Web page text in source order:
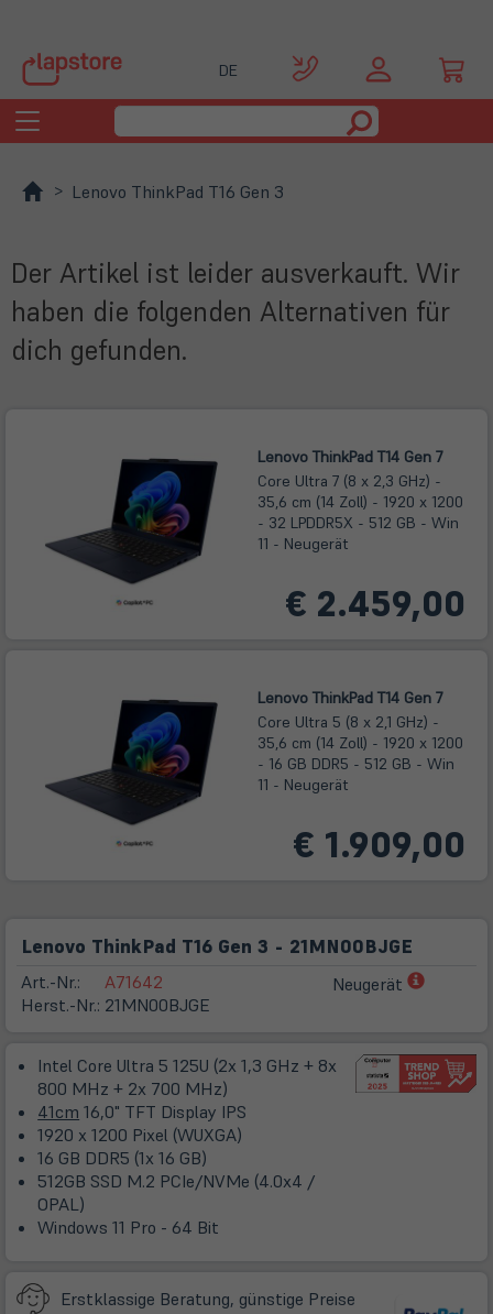
DE
Toggle
navigation
Lenovo ThinkPad T16 Gen 3
Der Artikel ist leider ausverkauft. Wir
haben die folgenden Alternativen für
dich gefunden.
Lenovo ThinkPad T14 Gen 7
Core Ultra 7 (8 x 2,3 GHz) -
35,6 cm (14 Zoll) - 1920 x 1200
- 32 LPDDR5X - 512 GB - Win
11 - Neugerät
€ 2.459,00
Lenovo ThinkPad T14 Gen 7
Core Ultra 5 (8 x 2,1 GHz) -
35,6 cm (14 Zoll) - 1920 x 1200
- 16 GB DDR5 - 512 GB - Win
11 - Neugerät
€ 1.909,00
Lenovo ThinkPad T16 Gen 3 - 21MN00BJGE
Art.-Nr.:
Herst.-Nr.:
A71642
21MN00BJGE
Neugerät
(öffnet
Tab)
Intel Core Ultra 5 125U (2x 1,3 GHz + 8x
800 MHz + 2x 700 MHz)
41cm 16,0" TFT Display IPS
1920 x 1200 Pixel (WUXGA)
16 GB DDR5 (1x 16 GB)
512GB SSD M.2 PCIe/NVMe (4.0x4 /
OPAL)
Windows 11 Pro - 64 Bit
Erstklassige Beratung, günstige Preise